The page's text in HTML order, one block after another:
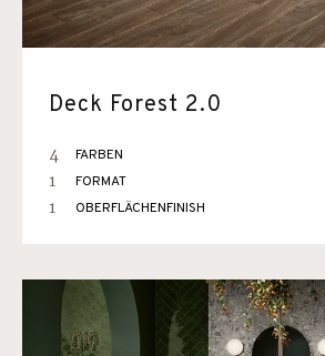
Deck Forest 2.0
4 FARBEN
1 FORMAT
1 OBERFLÄCHENFINISH